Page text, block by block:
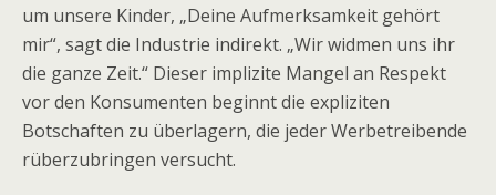
um unsere Kinder, „Deine Aufmerksamkeit gehört
mir“, sagt die Industrie indirekt. „Wir widmen uns ihr
die ganze Zeit.“ Dieser implizite Mangel an Respekt
vor den Konsumenten beginnt die expliziten
Botschaften zu überlagern, die jeder Werbetreibende
rüberzubringen versucht.